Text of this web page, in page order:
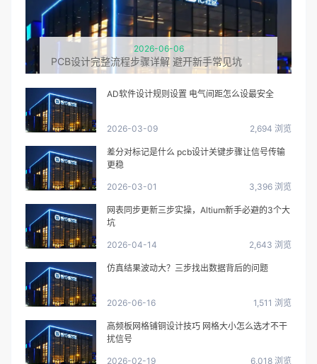
2026-06-06
PCB设计完整流程步骤详解 避开新手常见坑
AD软件设计规则设置 电气间距怎么设最安全
2026-03-09 2,694 浏览
差分对标记是什么 pcb设计关键步骤让信号传输
更稳
2026-03-01 3,396 浏览
网表同步更新三步实操，Altium新手必避的3个大
坑
2026-04-14 2,643 浏览
仿真结果波动大？三步找出数据背后的问题
2026-06-16 1,511 浏览
高频板网格铺铜设计技巧 网格大小怎么选才不干
扰信号
2026-02-19 6,018 浏览